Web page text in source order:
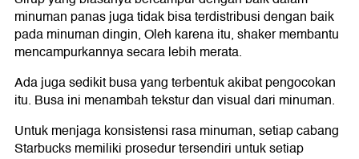
minuman panas juga tidak bisa terdistribusi dengan baik
pada minuman dingin, Oleh karena itu, shaker membantu
mencampurkannya secara lebih merata.
Ada juga sedikit busa yang terbentuk akibat pengocokan
itu. Busa ini menambah tekstur dan visual dari minuman.
Untuk menjaga konsistensi rasa minuman, setiap cabang
Starbucks memiliki prosedur tersendiri untuk setiap